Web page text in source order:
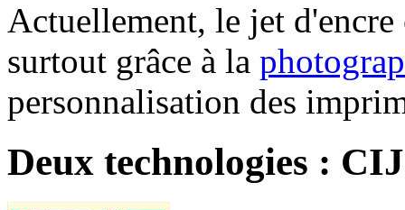
Actuellement, le jet
surtout grâce à la
personnalisation des
Deux technologies :